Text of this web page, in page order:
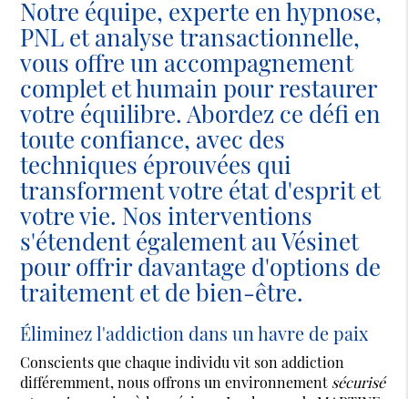
Notre équipe, experte en hypnose,
PNL et analyse transactionnelle,
vous offre un accompagnement
complet et humain pour restaurer
votre équilibre. Abordez ce défi en
toute confiance, avec des
techniques éprouvées qui
transforment votre état d'esprit et
votre vie. Nos interventions
s'étendent également au Vésinet
pour offrir davantage d'options de
traitement et de bien-être.
Éliminez l'addiction dans un havre de paix
Conscients que chaque individu vit son addiction
différemment, nous offrons un environnement sécurisé